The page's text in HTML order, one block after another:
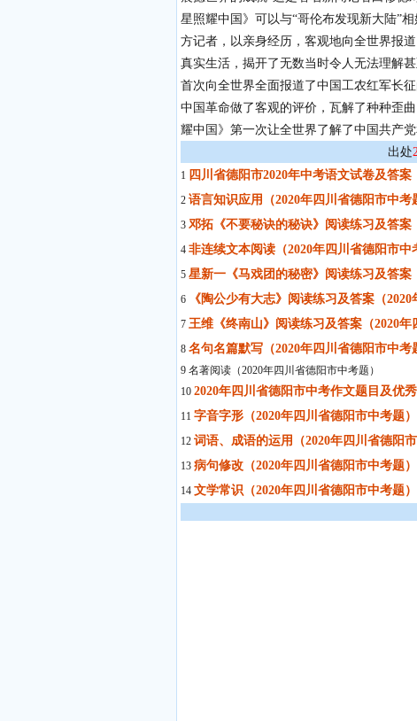
星照耀中国》可以与“哥伦布发现新大陆”
方记者，以亲身经历，客观地向全世界报
真实生活，揭开了无数当时令人无法理解
首次向全世界全面报道了中国工农红军长
中国革命做了客观的评价，瓦解了种种歪
耀中国》第一次让全世界了解了中国共产
出处
1 四川省德阳市2020年中考语文试卷及答案
2 语言知识应用（2020年四川省德阳市中考
3 邓拓《不要秘诀的秘诀》阅读练习及答案
4 非连续文本阅读（2020年四川省德阳市中
5 星新一《马戏团的秘密》阅读练习及答案
6 《陶公少有大志》阅读练习及答案（2020
7 王维《终南山》阅读练习及答案（2020年
8 名句名篇默写（2020年四川省德阳市中考
9 名著阅读（2020年四川省德阳市中考题）
10 2020年四川省德阳市中考作文题目及优
11 字音字形（2020年四川省德阳市中考题）
12 词语、成语的运用（2020年四川省德阳市
13 病句修改（2020年四川省德阳市中考题）
14 文学常识（2020年四川省德阳市中考题）